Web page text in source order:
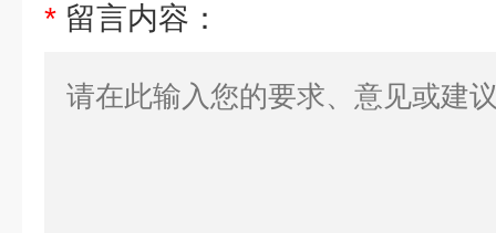
* 留言内容：